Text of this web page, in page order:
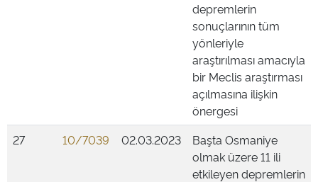
depremlerin
sonuçlarının tüm
yönleriyle
araştırılması amacıyla
bir Meclis araştırması
açılmasına ilişkin
önergesi
27
10/7039 02.03.2023
Başta Osmaniye
olmak üzere 11 ili
etkileyen depremlerin